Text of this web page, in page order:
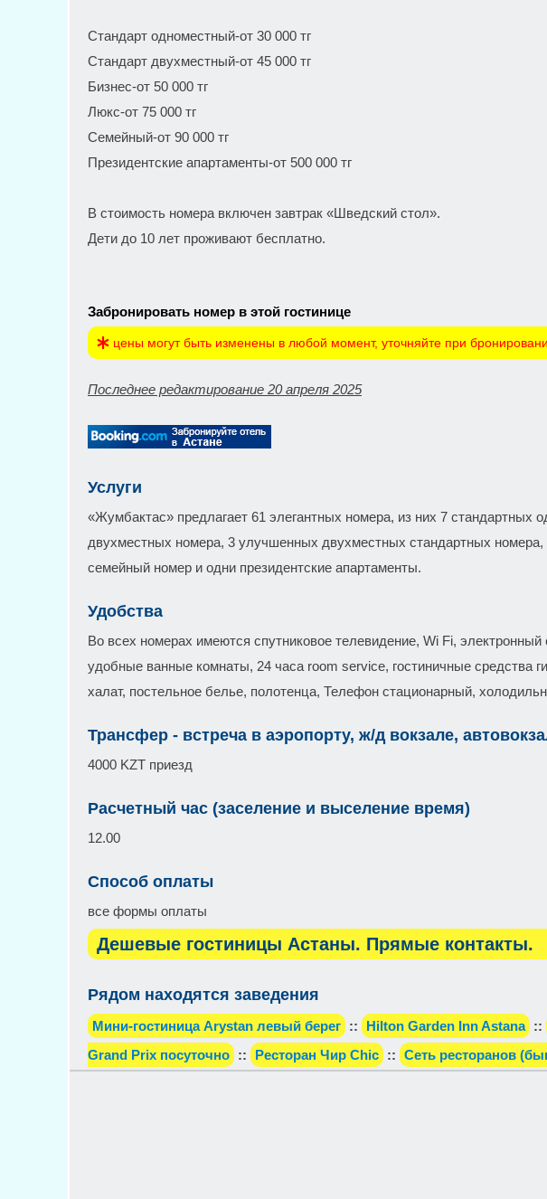
Стандарт одноместный-от 30 000 тг
Стандарт двухместный-от 45 000 тг
Бизнес-от 50 000 тг
Люкс-от 75 000 тг
Семейный-от 90 000 тг
Президентские апартаменты-от 500 000 тг
В стоимость номера включен завтрак «Шведский стол».
Дети до 10 лет проживают бесплатно.
Забронировать номер в этой гостинице
цены могут быть изменены в любой момент, уточняйте при
Последнее редактирование 20 апреля 2025
Услуги
«Жумбактас» предлагает 61 элегантных номера, из них 7 стандартных
двухместных номера, 3 улучшенных двухместных стандартных
семейный номер и одни президентские апартаменты.
Удобства
Во всех номерах имеются спутниковое телевидение, Wi Fi,
удобные ванные комнаты, 24 часа room service, гостиничные средства
халат, постельное белье, полотенца, Телефон стационарный,
Трансфер - встреча в аэропорту, ж/д вокзале,
4000 KZT приезд
Расчетный час (заселение и выселение время)
12.00
Способ оплаты
все формы оплаты
Дешевые гостиницы Астаны. Прямые контакты.
Рядом находятся заведения
Мини-гостиница Arystan левый берег :: Hilton Garden Inn Astana ::
Grand Prix посуточно :: Ресторан Чир Chic :: Сеть ресторанов